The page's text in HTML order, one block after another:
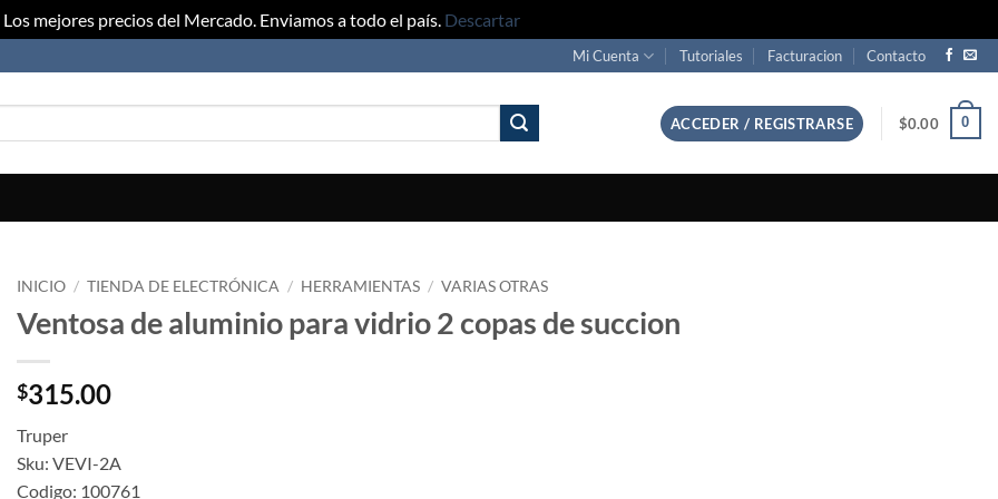
Los mejores precios del Mercado. Enviamos a todo el país. Descartar
Mi Cuenta Tutoriales Facturacion Contacto
ACCEDER / REGISTRARSE $0.00 0
INICIO / TIENDA DE ELECTRÓNICA / HERRAMIENTAS / VARIAS OTRAS
Ventosa de aluminio para vidrio 2 copas de succion
$315.00
Truper
Sku: VEVI-2A
Codigo: 100761